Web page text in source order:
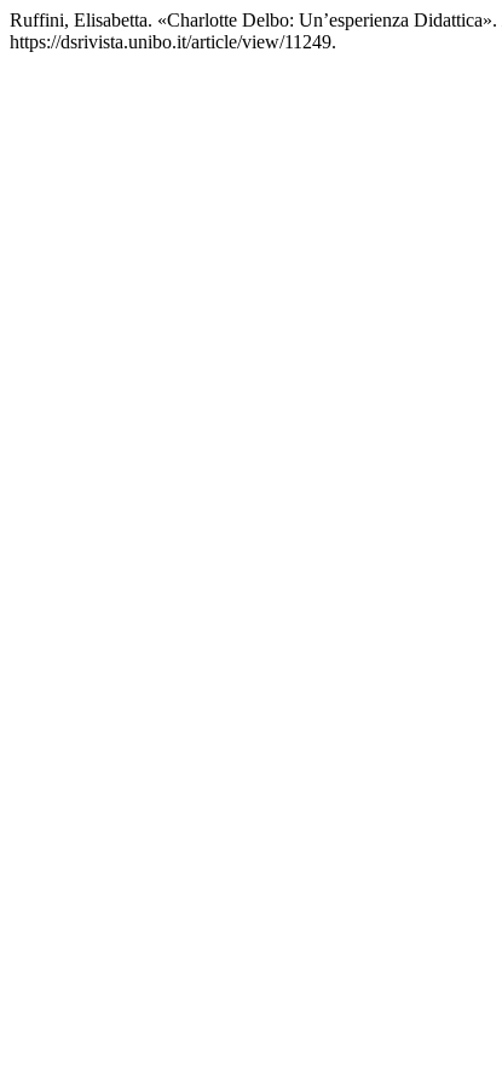
Ruffini, Elisabetta. «Charlotte Delbo: Un’esperienza Didattica».
https://dsrivista.unibo.it/article/view/11249.